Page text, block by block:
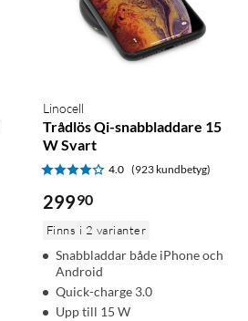
Linocell
Trådlös Qi-snabbladdare 15
W Svart
4.0 (923 kundbetyg)
29990
Finns i 2 varianter
Snabbladdar både iPhone och
Android
Quick-charge 3.0
Upp till 15 W